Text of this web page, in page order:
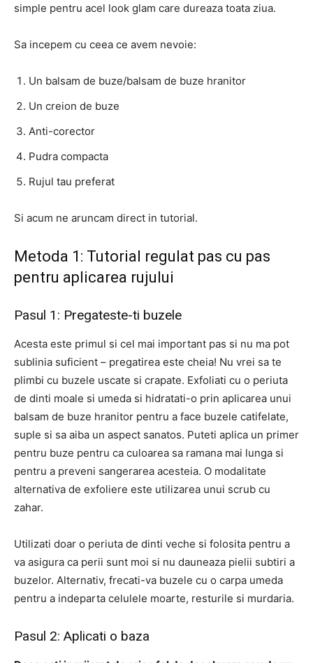
simple pentru acel look glam care dureaza toata ziua.
Sa incepem cu ceea ce avem nevoie:
Un balsam de buze/balsam de buze hranitor
Un creion de buze
Anti-corector
Pudra compacta
Rujul tau preferat
Si acum ne aruncam direct in tutorial.
Metoda 1: Tutorial regulat pas cu pas
pentru aplicarea rujului
Pasul 1: Pregateste-ti buzele
Acesta este primul si cel mai important pas si nu ma pot
sublinia suficient – ​​pregatirea este cheia! Nu vrei sa te
plimbi cu buzele uscate si crapate. Exfoliati cu o periuta
de dinti moale si umeda si hidratati-o prin aplicarea unui
balsam de buze hranitor pentru a face buzele catifelate,
suple si sa aiba un aspect sanatos. Puteti aplica un primer
pentru buze pentru ca culoarea sa ramana mai lunga si
pentru a preveni sangerarea acesteia. O modalitate
alternativa de exfoliere este utilizarea unui scrub cu
zahar.
Utilizati doar o periuta de dinti veche si folosita pentru a
va asigura ca perii sunt moi si nu dauneaza pielii subtiri a
buzelor. Alternativ, frecati-va buzele cu o carpa umeda
pentru a indeparta celulele moarte, resturile si murdaria.
Pasul 2: Aplicati o baza